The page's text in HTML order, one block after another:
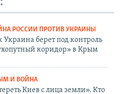
РОССИИ ПРОТИВ УКРАИНЫ
Украина берет под контроль
коридор» в Крым
И ВОЙНА
Киев с лица земли». Кто